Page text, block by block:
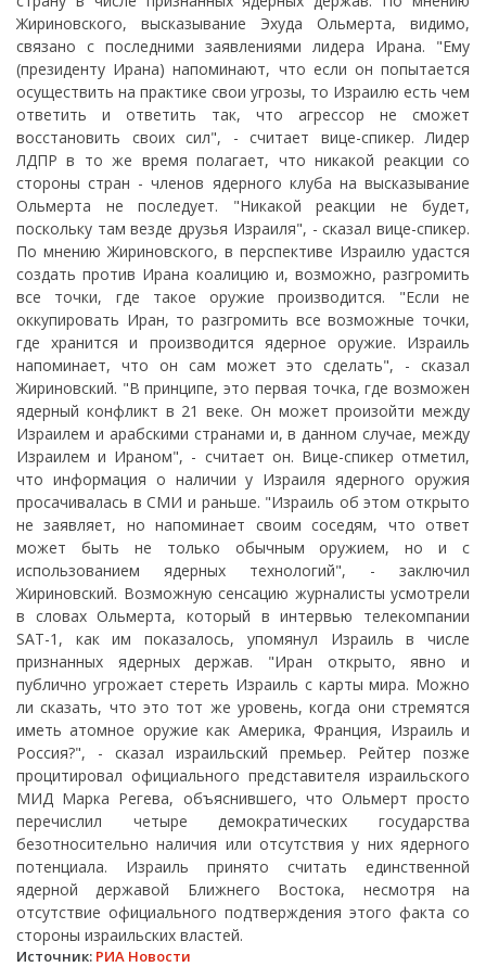
Жириновского, высказывание Эхуда Ольмерта, видимо,
связано с последними заявлениями лидера Ирана. "Ему
(президенту Ирана) напоминают, что если он попытается
осуществить на практике свои угрозы, то Израилю есть чем
ответить и ответить так, что агрессор не сможет
восстановить своих сил", - считает вице-спикер. Лидер
ЛДПР в то же время полагает, что никакой реакции со
стороны стран - членов ядерного клуба на высказывание
Ольмерта не последует. "Никакой реакции не будет,
поскольку там везде друзья Израиля", - сказал вице-спикер.
По мнению Жириновского, в перспективе Израилю удастся
создать против Ирана коалицию и, возможно, разгромить
все точки, где такое оружие производится. "Если не
оккупировать Иран, то разгромить все возможные точки,
где хранится и производится ядерное оружие. Израиль
напоминает, что он сам может это сделать", - сказал
Жириновский. "В принципе, это первая точка, где возможен
ядерный конфликт в 21 веке. Он может произойти между
Израилем и арабскими странами и, в данном случае, между
Израилем и Ираном", - считает он. Вице-спикер отметил,
что информация о наличии у Израиля ядерного оружия
просачивалась в СМИ и раньше. "Израиль об этом открыто
не заявляет, но напоминает своим соседям, что ответ
может быть не только обычным оружием, но и с
использованием ядерных технологий", - заключил
Жириновский. Возможную сенсацию журналисты усмотрели
в словах Ольмерта, который в интервью телекомпании
SAT-1, как им показалось, упомянул Израиль в числе
признанных ядерных держав. "Иран открыто, явно и
публично угрожает стереть Израиль с карты мира. Можно
ли сказать, что это тот же уровень, когда они стремятся
иметь атомное оружие как Америка, Франция, Израиль и
Россия?", - сказал израильский премьер. Рейтер позже
процитировал официального представителя израильского
МИД Марка Регева, объяснившего, что Ольмерт просто
перечислил четыре демократических государства
безотносительно наличия или отсутствия у них ядерного
потенциала. Израиль принято считать единственной
ядерной державой Ближнего Востока, несмотря на
отсутствие официального подтверждения этого факта со
стороны израильских властей.
Источник: РИА Новости